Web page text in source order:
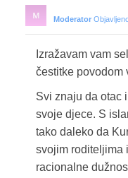
Moderator
Izražavam vam
čestitke povodom
Svi znaju da otac
svoje djece. S
tako daleko da
svojim roditeljima
racionalne